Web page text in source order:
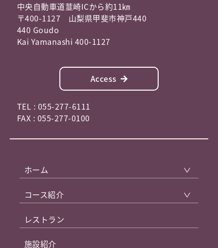
中央自動車道韮崎ICから約11㎞
〒400-1127 山梨県甲斐市神戸440
440 Goudo
Kai Yamanashi 400-1127
Access
TEL : 055-277-6111
FAX : 055-277-0100
ホーム
コース紹介
レストラン
施設紹介